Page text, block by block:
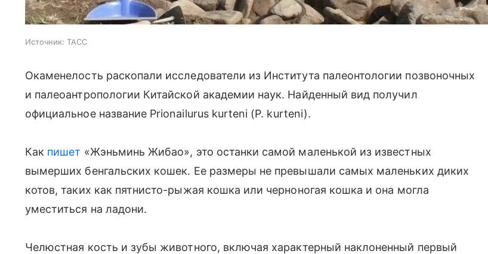
Источник: ТАСС
Окаменелость раскопали исследователи из Института палеонтологии позвоночных
и палеоантропологии Китайской академии наук. Найденный вид получил
официальное название Prionailurus kurteni (P. kurteni).
Как пишет «Жэньминь Жибао», это останки самой маленькой из известных
вымерших бенгальских кошек. Ее размеры не превышали самых маленьких диких
котов, таких как пятнисто-рыжая кошка или черноногая кошка и она могла
уместиться на ладони.
Челюстная кость и зубы животного, включая характерный наклоненный первый